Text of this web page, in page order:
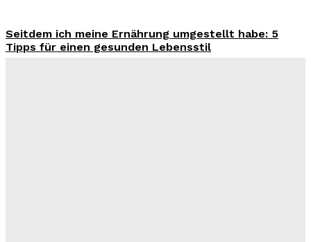
Seitdem ich meine Ernährung umgestellt habe: 5
Tipps für einen gesunden Lebensstil